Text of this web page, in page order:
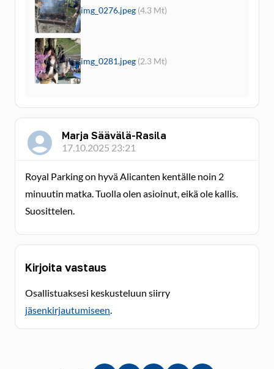
img_0276.jpeg (4.3 Mt)
img_0281.jpeg (2.3 Mt)
Marja Säävälä-Rasila
17.10.2025 23:21
Royal Parking on hyvä Alicanten kentälle noin 2
minuutin matka. Tuolla olen asioinut, eikä ole kallis.
Suosittelen.
Kirjoita vastaus
Osallistuaksesi keskusteluun siirry
jäsenkirjautumiseen.